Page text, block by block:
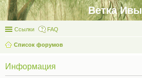
Ветка Ивы
Ссылки FAQ
Список форумов
Информация